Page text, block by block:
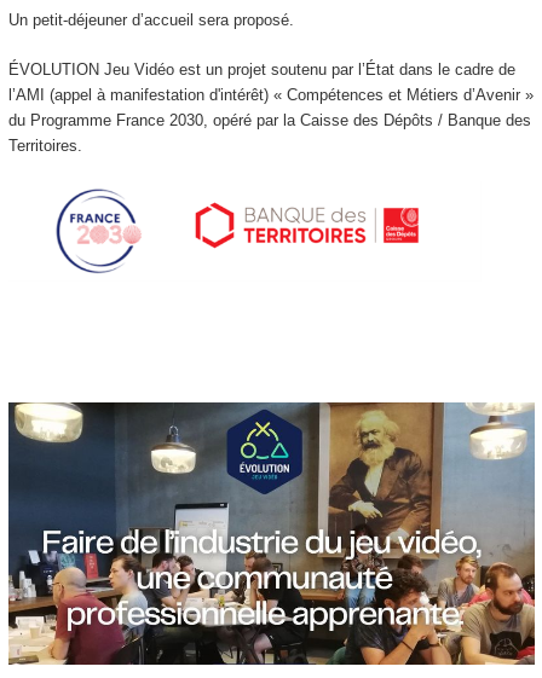
Un petit-déjeuner d’accueil sera proposé.
ÉVOLUTION Jeu Vidéo est un projet soutenu par l’État dans le cadre de
l’AMI (appel à manifestation d'intérêt) « Compétences et Métiers d’Avenir »
du Programme France 2030, opéré par la Caisse des Dépôts / Banque des
Territoires.